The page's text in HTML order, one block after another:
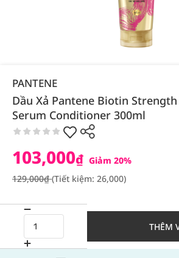
PANTENE
Dầu Xả Pantene Biotin
Serum Conditioner 300ml
103,000₫ Giảm 20%
129,000₫(Tiết kiệm: 26,000)
THÊM